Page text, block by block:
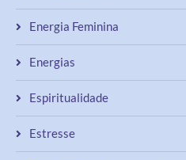
Energia Feminina
Energias
Espiritualidade
Estresse